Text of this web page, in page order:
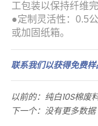
工包装以保持纤维完
●定制灵活性：0.5
或加固纸箱。
联系我们以获得免费样
以前的： 纯白10S棉废
下一个： 没有更多数据